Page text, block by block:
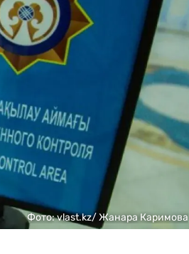
Фото: vlast.kz/ Жанара Каримова